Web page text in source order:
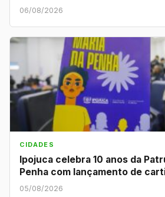
06/08/2026
CIDADES
Ipojuca celebra 10 anos da
Penha com lançamento de
05/08/2026